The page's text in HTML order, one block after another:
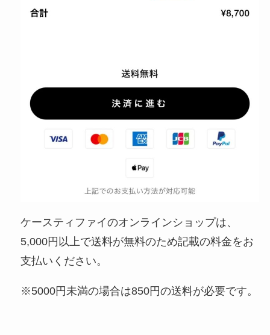
ケースティファイのオンラインショップは、
5,000円以上で送料が無料のため記載の料金をお
支払いください。
※5000円未満の場合は850円の送料が必要です。